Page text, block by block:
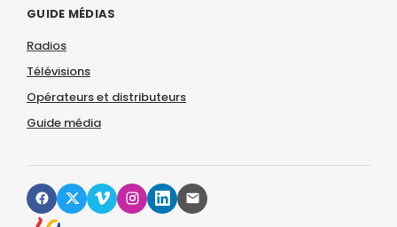
GUIDE MÉDIAS
Radios
Télévisions
Opérateurs et distributeurs
Guide média